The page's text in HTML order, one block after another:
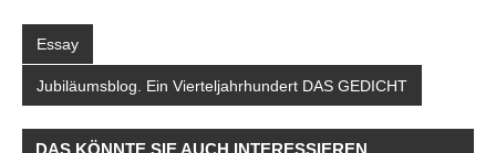
Essay
Jubiläumsblog. Ein Vierteljahrhundert DAS GEDICHT